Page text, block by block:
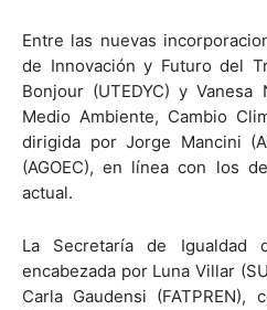
Entre las nuevas
de Innovación y Futuro del
Bonjour (UTEDYC) y Vanesa
Medio Ambiente, Cambio
dirigida por Jorge Mancini
(AGOEC), en línea con los
actual.
La Secretaría de Igualdad
encabezada por Luna Villar
Carla Gaudensi (FATPREN),